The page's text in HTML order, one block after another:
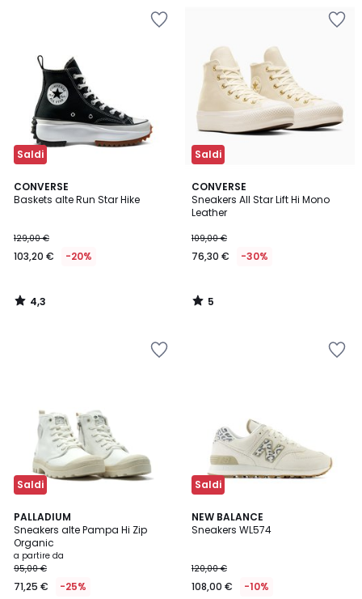
Saldi
CONVERSE
Baskets alte Run Star Hike
129,00 €
103,20 € -20%
4,3
/ 5
4,3
/
Saldi
CONVERSE
Sneakers All Star Lift Hi Mono
Leather
109,00 €
76,30 € -30%
5
/
5
5
/
Saldi
PALLADIUM
Sneakers alte Pampa Hi Zip
Organic
a partire da
95,00 €
71,25 € -25%
5
/
5
2
Colori
Saldi
NEW BALANCE
Sneakers WL574
120,00 €
108,00 € -10%
4,4
/ 5
2
Colori